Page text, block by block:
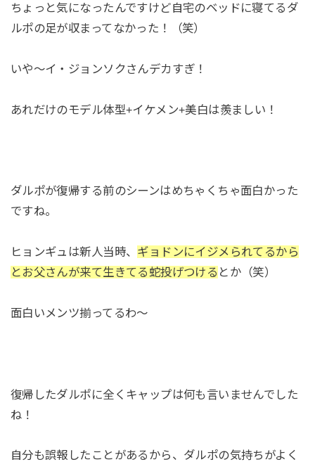
ちょっと気になったんですけど自宅のベッドに寝てるダ
ルポの足が収まってなかった！（笑）
いや～イ・ジョンソクさんデカすぎ！
あれだけのモデル体型+イケメン+美白は羨ましい！
ダルポが復帰する前のシーンはめちゃくちゃ面白かった
ですね。
ヒョンギュは新人当時、 ギョドンにイジメられてるから
とお父さんが来て生きてる蛇投げつける とか（笑）
面白いメンツ揃ってるわ～
復帰したダルポに全くキャップは何も言いませんでした
ね！
自分も誤報したことがあるから、ダルポの気持ちがよく